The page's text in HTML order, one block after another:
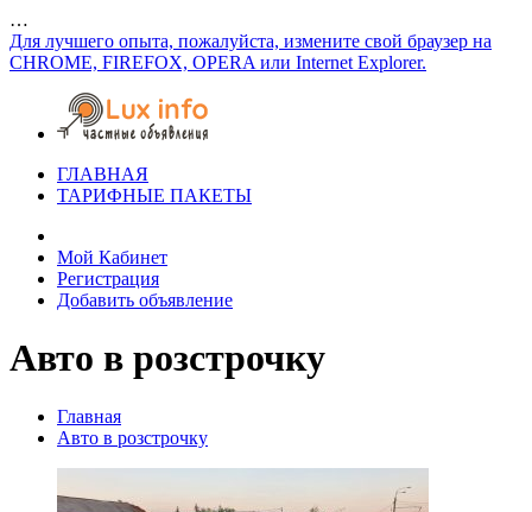
…
Для лучшего опыта, пожалуйста, измените свой браузер на
CHROME, FIREFOX, OPERA или Internet Explorer.
ГЛАВНАЯ
ТАРИФНЫЕ ПАКЕТЫ
Мой Кабинет
Регистрация
Добавить объявление
Авто в розстрочку
Главная
Авто в розстрочку